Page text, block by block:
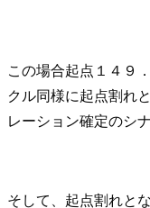
この場合起点１４９
クル同様に起点割れ
レーション確定のシ
そして、起点割れと